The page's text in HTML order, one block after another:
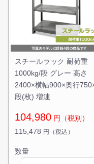
スチールラック 耐荷重
1000kg/段 グレー 高さ
2400×横幅900×奥行
段(枚) 増連
104,980 円（税別）
115,478 円（税込）
数量
カー
スチールラック3台以